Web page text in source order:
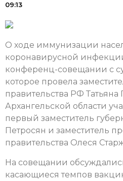
09:13
О ходе иммунизации
коронавирусной
конференц-совещании с
которое провела
правительства РФ Татьяна
Архангельской области
первый заместитель
Петросян и заместитель
правительства Олеся
На совещании
касающиеся темпов